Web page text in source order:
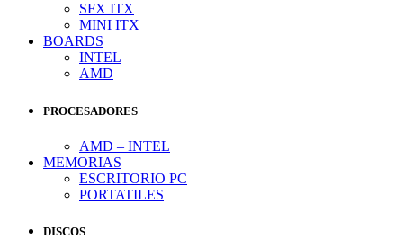
SFX ITX
MINI ITX
BOARDS
INTEL
AMD
PROCESADORES
AMD – INTEL
MEMORIAS
ESCRITORIO PC
PORTATILES
DISCOS